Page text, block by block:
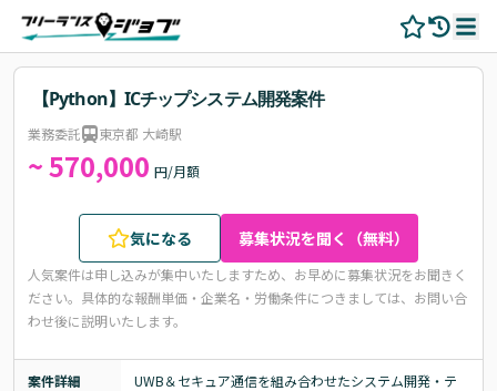
【Python】ICチップシステム開発案件
業務委託 東京都 大崎駅
~ 570,000 円/月額
気になる 募集状況を聞く（無料）
人気案件は申し込みが集中いたしますため、お早めに募集状況をお聞きく
ださい。 具体的な報酬単価・企業名・労働条件につきましては、お問い合
わせ後に説明いたします。
案件詳細
UWB＆セキュア通信を組み合わせたシステム開発・テ